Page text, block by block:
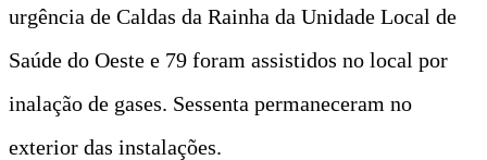
urgência de Caldas da Rainha da Unidade Local de
Saúde do Oeste e 79 foram assistidos no local por
inalação de gases. Sessenta permaneceram no
exterior das instalações.